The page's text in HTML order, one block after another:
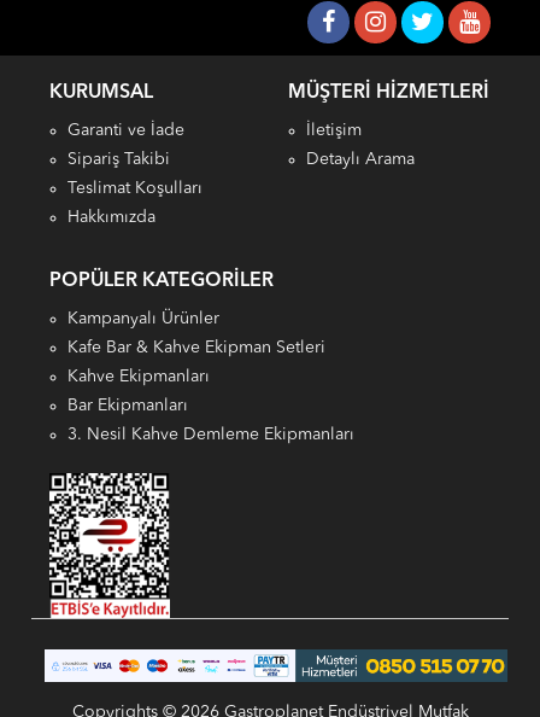
KURUMSAL
Garanti ve İade
Sipariş Takibi
Teslimat Koşulları
Hakkımızda
MÜŞTERI HIZMETLERI
İletişim
Detaylı Arama
POPÜLER KATEGORILER
Kampanyalı Ürünler
Kafe Bar & Kahve Ekipman Setleri
Kahve Ekipmanları
Bar Ekipmanları
3. Nesil Kahve Demleme Ekipmanları
Copyrights © 2026 Gastroplanet Endüstriyel Mutfak